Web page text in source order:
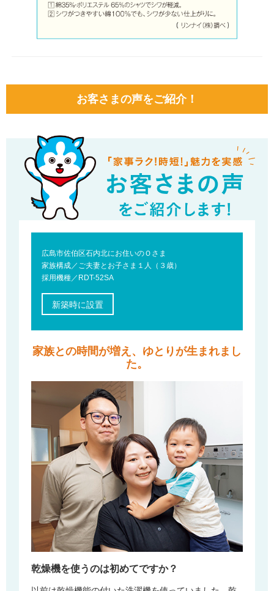
お客さまの声をご紹介！
広島市佐伯区石内北にお住いのＯさま
家族構成／ご夫妻とお子さま１人（３歳）
採用機種／RDT-52SA
新築時に設置
家族との時間が増え、ゆとりが生まれまし
た。
乾燥機を使うのは初めてですか？